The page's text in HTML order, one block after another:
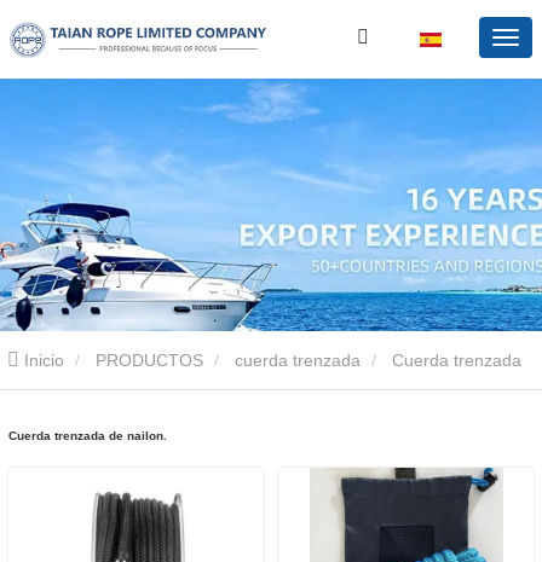
Inicio PRODUCTOS cuerda trenzada
Cuerda trenzada de nailon.